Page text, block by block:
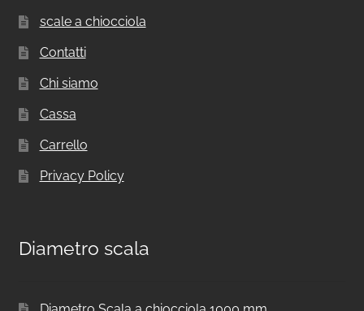
scale a chiocciola
Contatti
Chi siamo
Cassa
Carrello
Privacy Policy
Diametro scala